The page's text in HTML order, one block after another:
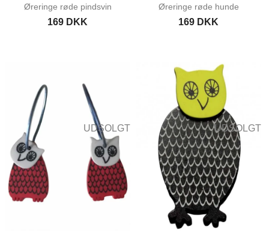
Øreringe røde pindsvin
169 DKK
Øreringe røde hunde
169 DKK
UDSOLGT UDSOLGT